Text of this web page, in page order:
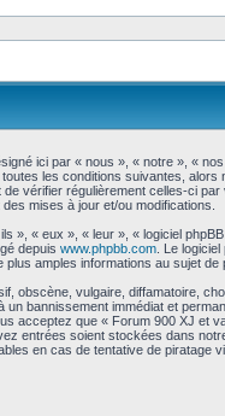
ici par « nous », « notre », «
les conditions suivantes,
vérifier régulièrement celles-ci
mises à jour et/ou modifications.
», « eux », « leur », « logiciel
depuis www.phpbb.com. Le logiciel
amples informations au sujet de
obscène, vulgaire, diffamatoire,
bannissement immédiat et
acceptez que « Forum 900 XJ et
entrées soient stockées dans
en cas de tentative de piratage